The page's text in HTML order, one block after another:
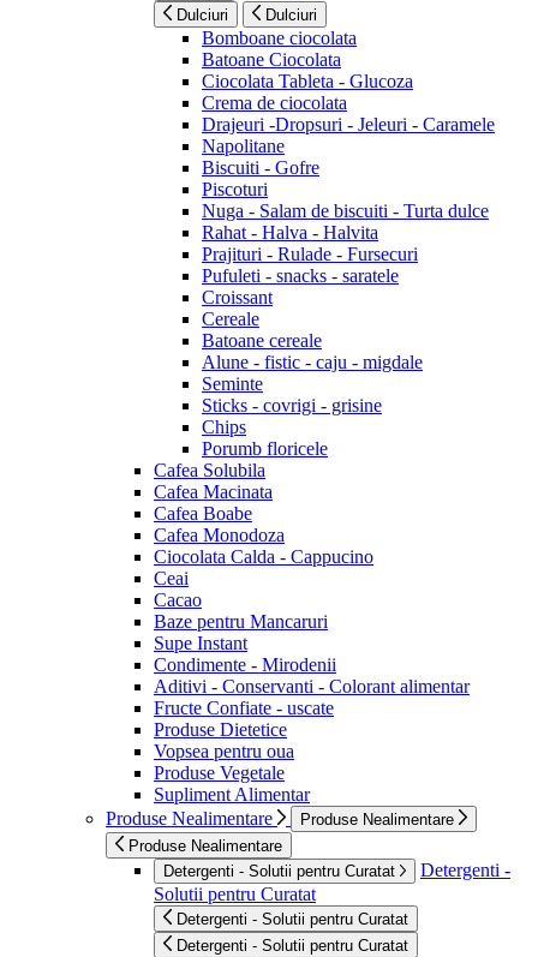
Dulciuri Dulciuri
Bomboane ciocolata
Batoane Ciocolata
Ciocolata Tableta - Glucoza
Crema de ciocolata
Drajeuri -Dropsuri - Jeleuri - Caramele
Napolitane
Biscuiti - Gofre
Piscoturi
Nuga - Salam de biscuiti - Turta dulce
Rahat - Halva - Halvita
Prajituri - Rulade - Fursecuri
Pufuleti - snacks - saratele
Croissant
Cereale
Batoane cereale
Alune - fistic - caju - migdale
Seminte
Sticks - covrigi - grisine
Chips
Porumb floricele
Cafea Solubila
Cafea Macinata
Cafea Boabe
Cafea Monodoza
Ciocolata Calda - Cappucino
Ceai
Cacao
Baze pentru Mancaruri
Supe Instant
Condimente - Mirodenii
Aditivi - Conservanti - Colorant alimentar
Fructe Confiate - uscate
Produse Dietetice
Vopsea pentru oua
Produse Vegetale
Supliment Alimentar
Produse Nealimentare
Produse Nealimentare
Produse Nealimentare
Detergenti - Solutii pentru Curatat
Detergenti -
Solutii pentru Curatat
Detergenti - Solutii pentru Curatat
Detergenti - Solutii pentru Curatat